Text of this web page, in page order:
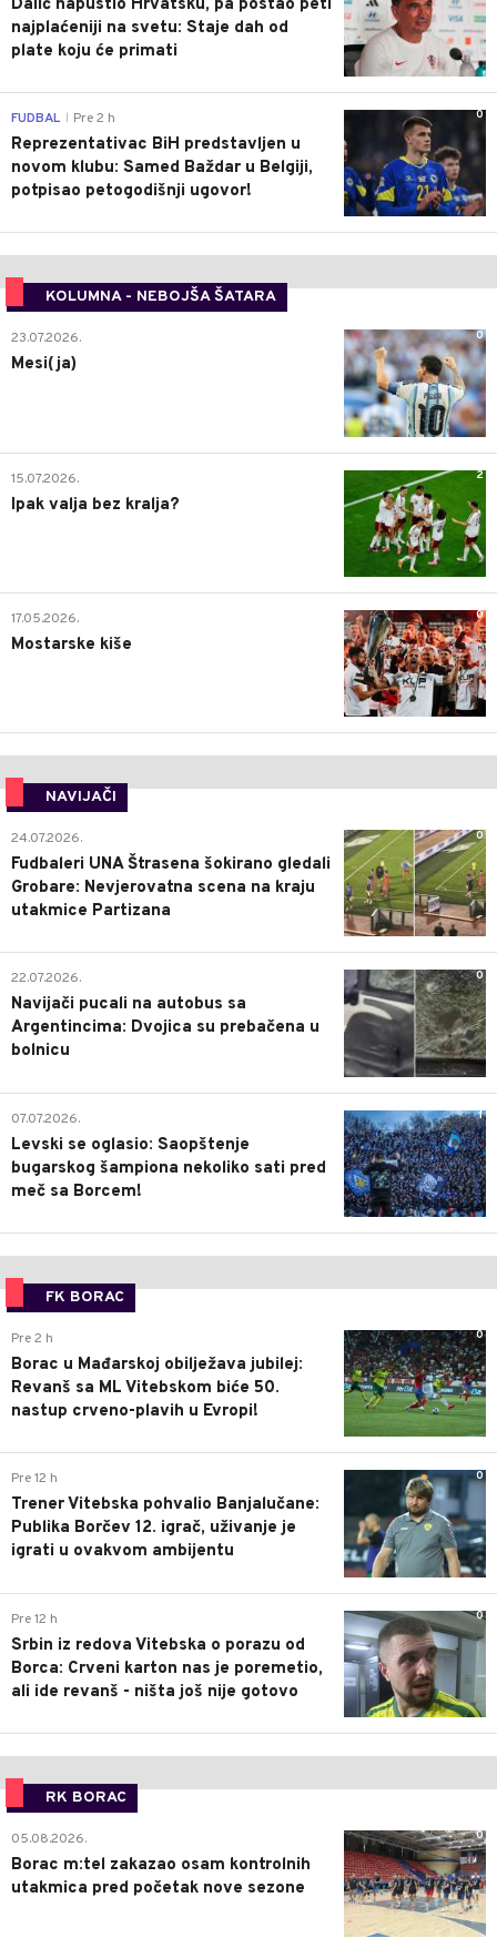
Dalić napustio Hrvatsku, pa postao peti
najplaćeniji na svetu: Staje dah od
plate koju će primati
0
FUDBAL Pre 2 h
Reprezentativac BiH predstavljen u
novom klubu: Samed Baždar u Belgiji,
potpisao petogodišnji ugovor!
KOLUMNA - NEBOJŠA ŠATARA
0
23.07.2026.
Mesi(ja)
2
15.07.2026.
Ipak valja bez kralja?
0
17.05.2026.
Mostarske kiše
NAVIJAČI
0
24.07.2026.
Fudbaleri UNA Štrasena šokirano gledali
Grobare: Nevjerovatna scena na kraju
utakmice Partizana
0
22.07.2026.
Navijači pucali na autobus sa
Argentincima: Dvojica su prebačena u
bolnicu
1
07.07.2026.
Levski se oglasio: Saopštenje
bugarskog šampiona nekoliko sati pred
meč sa Borcem!
FK BORAC
0
Pre 2 h
Borac u Mađarskoj obilježava jubilej:
Revanš sa ML Vitebskom biće 50.
nastup crveno-plavih u Evropi!
0
Pre 12 h
Trener Vitebska pohvalio Banjalučane:
Publika Borčev 12. igrač, uživanje je
igrati u ovakvom ambijentu
0
Pre 12 h
Srbin iz redova Vitebska o porazu od
Borca: Crveni karton nas je poremetio,
ali ide revanš - ništa još nije gotovo
RK BORAC
0
05.08.2026.
Borac m:tel zakazao osam kontrolnih
utakmica pred početak nove sezone